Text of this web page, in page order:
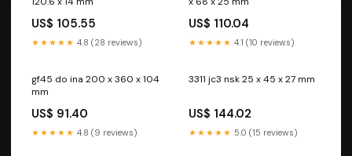
US$ 105.55
★★★★★ 4.8 (28 reviews)
US$ 110.04
★★★★★ 4.1 (10 reviews)
gf45 do ina 200 x 360 x 104
mm
US$ 91.40
★★★★★ 4.8 (9 reviews)
3311 jc3 nsk 25 x 45 x 27 mm
US$ 144.02
★★★★★ 5.0 (15 reviews)